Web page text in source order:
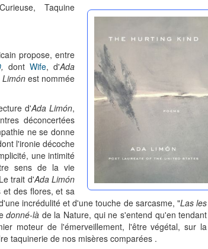
Taquine
propose, entre
, dont Wife, d'Ada
Limónest nommée
d'Ada Limón,
déconcertées
ne se donne
l'ironie décoche
une intimité
sens de la vie
trait d'Ada Limón
des flores, et sa
incrédulité et d'une touche de sarcasme, "Las les
donné-là de la Nature, qui ne s'entend qu'en tendant
moteur de l'émerveillement, l'être végétal, sur la
taquinerie de nos misères comparées .